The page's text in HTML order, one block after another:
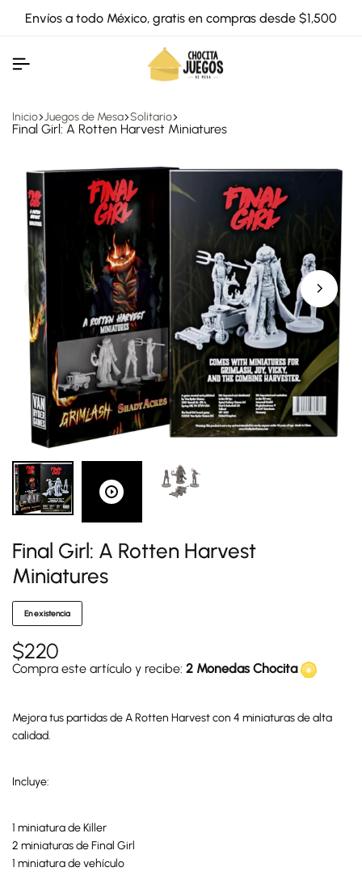
Envíos a todo México, gratis en compras desde $1,500
Inicio Juegos de Mesa Solitario
Final Girl: A Rotten Harvest Miniatures
Final Girl: A Rotten Harvest
Miniatures
En existencia
$220
Compra este artículo y recibe: 2 Monedas Chocita
Mejora tus partidas de A Rotten Harvest con 4 miniaturas de alta
calidad.
Incluye:
1 miniatura de Killer
2 miniaturas de Final Girl
1 miniatura de vehículo